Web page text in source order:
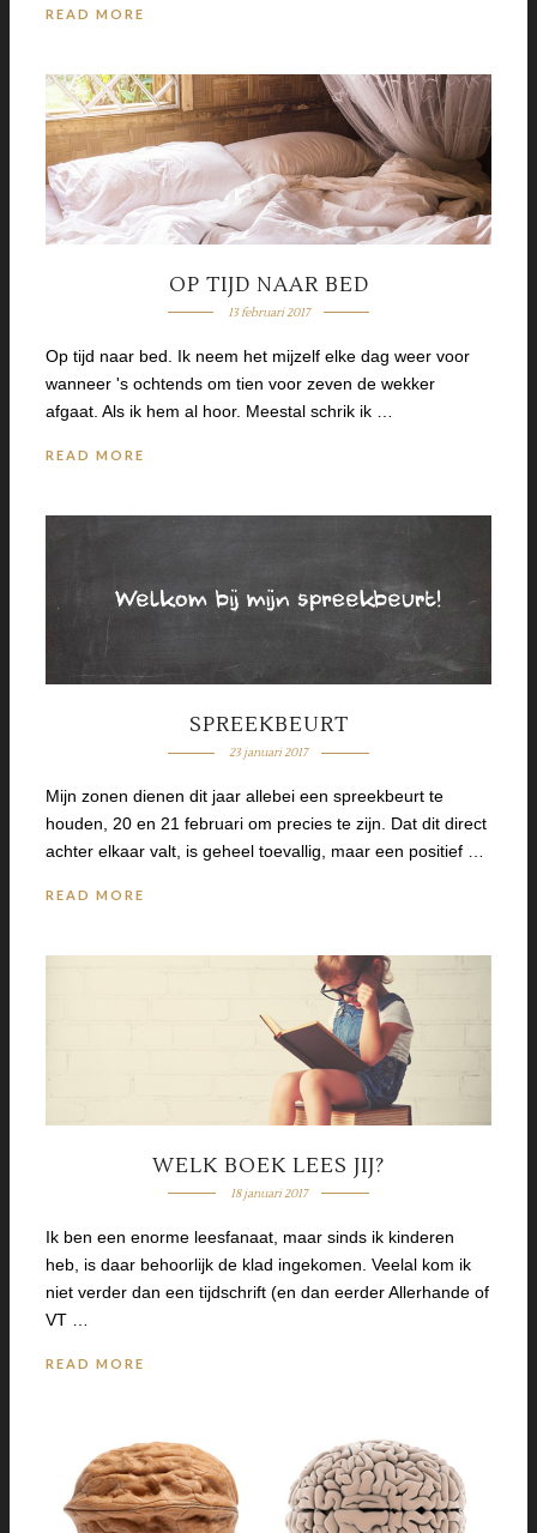
READ MORE
OP TIJD NAAR BED
13 februari 2017
Op tijd naar bed. Ik neem het mijzelf elke dag weer voor
wanneer 's ochtends om tien voor zeven de wekker
afgaat. Als ik hem al hoor. Meestal schrik ik …
READ MORE
SPREEKBEURT
23 januari 2017
Mijn zonen dienen dit jaar allebei een spreekbeurt te
houden, 20 en 21 februari om precies te zijn. Dat dit direct
achter elkaar valt, is geheel toevallig, maar een positief …
READ MORE
WELK BOEK LEES JIJ?
18 januari 2017
Ik ben een enorme leesfanaat, maar sinds ik kinderen
heb, is daar behoorlijk de klad ingekomen. Veelal kom ik
niet verder dan een tijdschrift (en dan eerder Allerhande of
VT …
READ MORE